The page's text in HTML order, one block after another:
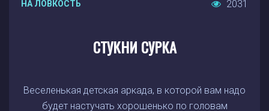
НА ЛОВКОСТЬ 2031
СТУКНИ СУРКА
Веселенькая детская аркада, в которой вам надо
будет настучать хорошенько по головам